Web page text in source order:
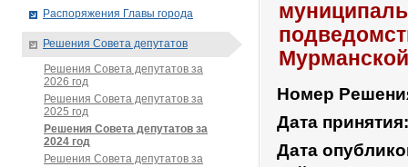
Номер
Дата
Дата
Распоряжения Главы города
Решения Совета депутатов
Решения Совета депутатов за
2026 год
Решения Совета депутатов за
2025 год
Решения Совета депутатов за
2024 год
Решения Совета депутатов за